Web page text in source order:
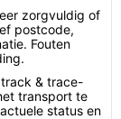
zorgvuldig of
postcode,
Fouten
& trace-
transport te
status en